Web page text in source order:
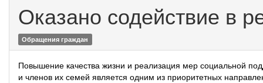
Оказано содействие в
Обращения граждан
Повышение качества жизни и реализация мер социальной
и членов их семей является одним из приоритетных